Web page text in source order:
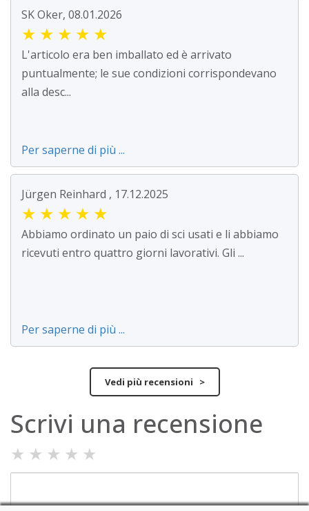
SK Oker, 08.01.2026
★ ★ ★ ★ ★
L'articolo era ben imballato ed è arrivato
puntualmente; le sue condizioni corrispondevano
alla desc...
Per saperne di più ...
Jürgen Reinhard , 17.12.2025
★ ★ ★ ★ ★
Abbiamo ordinato un paio di sci usati e li abbiamo
ricevuti entro quattro giorni lavorativi. Gli ...
Per saperne di più ...
Vedi più recensioni >
Scrivi una recensione
★ ★ ★ ★ ★